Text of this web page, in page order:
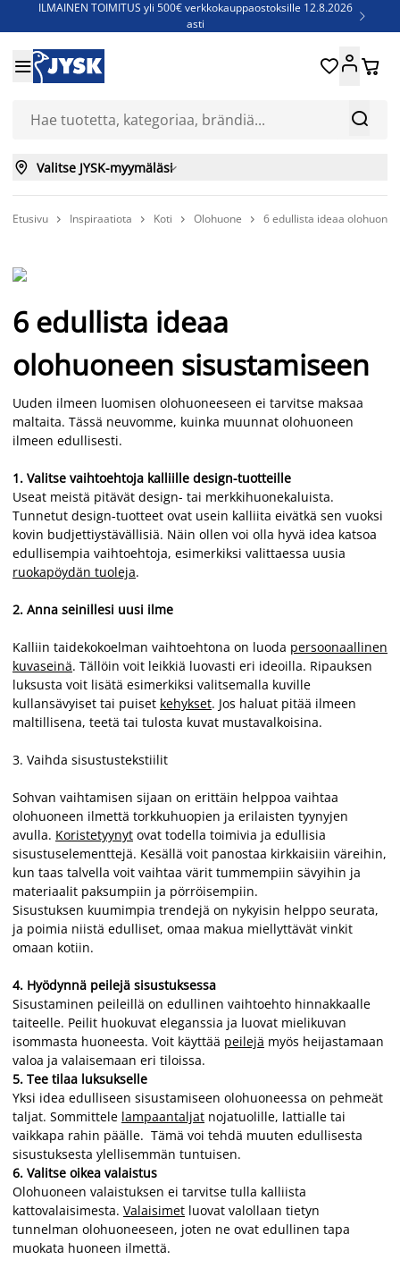
ILMAINEN TOIMITUS yli 500€ verkkokauppaostoksille 12.8.2026
asti

Jenkkisänkyjä - Säästä jopa 60%


 
 Valitse JYSK-myymäläsi
Etusivu  Inspiraatiota  Koti  Olohuone  6 edullista ideaa
6 edullista ideaa
olohuoneen sisustamiseen
Uuden ilmeen luomisen olohuoneeseen ei tarvitse maksaa
maltaita. Tässä neuvomme, kuinka muunnat olohuoneen
ilmeen edullisesti.
1. Valitse vaihtoehtoja kalliille design-tuotteille
Useat meistä pitävät design- tai merkkihuonekaluista.
Tunnetut design-tuotteet ovat usein kalliita eivätkä sen vuoksi
kovin budjettiystävällisiä. Näin ollen voi olla hyvä idea katsoa
edullisempia vaihtoehtoja, esimerkiksi valittaessa uusia
ruokapöydän tuoleja.
2. Anna seinillesi uusi ilme
Kalliin taidekokoelman vaihtoehtona on luoda persoonaallinen
kuvaseinä. Tällöin voit leikkiä luovasti eri ideoilla. Ripauksen
luksusta voit lisätä esimerkiksi valitsemalla kuville
kullansävyiset tai puiset kehykset. Jos haluat pitää ilmeen
maltillisena, teetä tai tulosta kuvat mustavalkoisina.
3. Vaihda sisustustekstiilit
Sohvan vaihtamisen sijaan on erittäin helppoa vaihtaa
olohuoneen ilmettä torkkuhuopien ja erilaisten tyynyjen
avulla. Koristetyynyt ovat todella toimivia ja edullisia
sisustuselementtejä. Kesällä voit panostaa kirkkaisiin väreihin,
kun taas talvella voit vaihtaa värit tummempiin sävyihin ja
materiaalit paksumpiin ja pörröisempiin.
Sisustuksen kuumimpia trendejä on nykyisin helppo seurata,
ja poimia niistä edulliset, omaa makua miellyttävät vinkit
omaan kotiin.
4. Hyödynnä peilejä sisustuksessa
Sisustaminen peileillä on edullinen vaihtoehto hinnakkaalle
taiteelle. Peilit huokuvat eleganssia ja luovat mielikuvan
isommasta huoneesta. Voit käyttää peilejä myös heijastamaan
valoa ja valaisemaan eri tiloissa.
5. Tee tilaa luksukselle
Yksi idea edulliseen sisustamiseen olohuoneessa on pehmeät
taljat. Sommittele lampaantaljat nojatuolille, lattialle tai
vaikkapa rahin päälle. Tämä voi tehdä muuten edullisesta
sisustuksesta ylellisemmän tuntuisen.
6. Valitse oikea valaistus
Olohuoneen valaistuksen ei tarvitse tulla kalliista
kattovalaisimesta. Valaisimet luovat valollaan tietyn
tunnelman olohuoneeseen, joten ne ovat edullinen tapa
muokata huoneen ilmettä.